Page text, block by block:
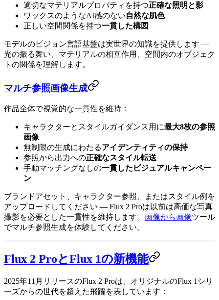
適切なマテリアルプロパティを持つ正確な照明と影
ワックスのようなAI感のない自然な肌色
正しい空間関係を持つ一貫した構図
モデルのビジョン言語基盤は実世界の知識を提供します —
光の振る舞い、マテリアルの相互作用、空間内のオブジェク
トの関係を理解します。
マルチ参照画像生成
作品全体で視覚的な一貫性を維持：
キャラクターとスタイルガイダンス用に最大8枚の参照
画像
無制限の生成にわたるアイデンティティの保持
参照から出力への正確なスタイル転送
手動マッチングなしの一貫したビジュアルキャンペー
ン
ブランドアセット、キャラクター参照、またはスタイル例を
アップロードしてください — Flux 2 Proは以前は高価な写真
撮影を必要とした一貫性を維持します。 画像から画像ツール
でマルチ参照生成を体験してください。
Flux 2 ProとFlux 1の新機能
2025年11月リリースのFlux 2 Proは、オリジナルのFlux 1シリ
ーズからの世代を超えた飛躍を表しています：